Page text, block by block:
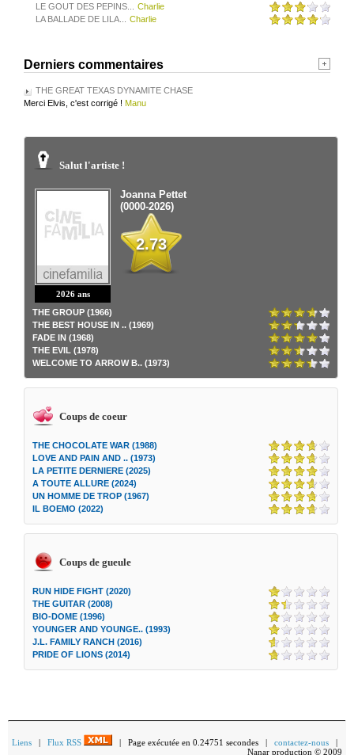
LE GOUT DES PEPINS...
Charlie
LA BALLADE DE LILA...
Charlie
Derniers commentaires
THE GREAT TEXAS DYNAMITE CHASE
Merci Elvis, c'est corrigé ! Manu
Salut l'artiste !
2026 ans
Joanna Pettet
(0000-2026)
2.73
THE GROUP (1966)
THE BEST HOUSE IN .. (1969)
FADE IN (1968)
THE EVIL (1978)
WELCOME TO ARROW B.. (1973)
Coups de coeur
THE CHOCOLATE WAR (1988)
LOVE AND PAIN AND .. (1973)
LA PETITE DERNIERE (2025)
A TOUTE ALLURE (2024)
UN HOMME DE TROP (1967)
IL BOEMO (2022)
Coups de gueule
RUN HIDE FIGHT (2020)
THE GUITAR (2008)
BIO-DOME (1996)
YOUNGER AND YOUNGE.. (1993)
J.L. FAMILY RANCH (2016)
PRIDE OF LIONS (2014)
Liens | Flux RSS | Page exécutée en 0.24751 secondes | contactez-nous |
Nanar production © 2009